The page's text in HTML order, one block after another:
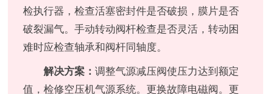
检执行器，检查活塞密封件是否破损，膜片是否
破裂漏气。手动转动阀杆检查是否灵活，转动困
难时应检查轴承和阀杆同轴度。
解决方案：调整气源减压阀使压力达到额定
值，检修空压机气源系统。更换故障电磁阀。更